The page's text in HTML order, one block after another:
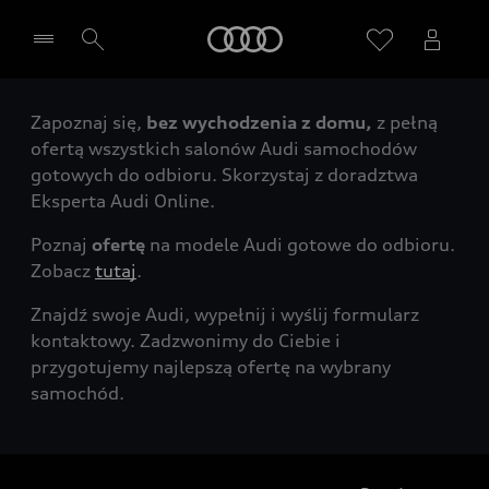
Wybierz Twojego Partnera Audi
Zapoznaj się, bez wychodzenia z domu, z pełną
ofertą wszystkich salonów Audi samochodów
gotowych do odbioru. Skorzystaj z doradztwa
Eksperta Audi Online.
Poznaj ofertę na modele Audi gotowe do odbioru.
Zobacz tutaj.
Znajdź swoje Audi, wypełnij i wyślij formularz
kontaktowy. Zadzwonimy do Ciebie i
przygotujemy najlepszą ofertę na wybrany
samochód.